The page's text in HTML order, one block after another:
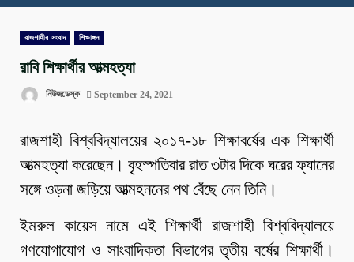
রাজশাহীর সংবাদ শিক্ষাঙ্গন
রাবি শিক্ষার্থীর আত্মহত্যা
নিউজডেস্ক September 24, 2021
রাজশাহী বিশ্ববিদ্যালয়ের ২০১৭-১৮ শিক্ষাবর্ষের এক শিক্ষার্থী
আত্মহত্যা করেছেন। বৃহস্পতিবার রাত ৩টার দিকে ঘরের ফ্যানের
সঙ্গে ওড়না জড়িয়ে আত্মহননের পথ বেঁছে নেন তিনি।
ইমরুল কায়েস নামে এই শিক্ষার্থী রাজশাহী বিশ্ববিদ্যালয়ে
গণযোগাযোগ ও সাংবাদিকতা বিভাগের তৃতীয় বর্ষের শিক্ষার্থী।